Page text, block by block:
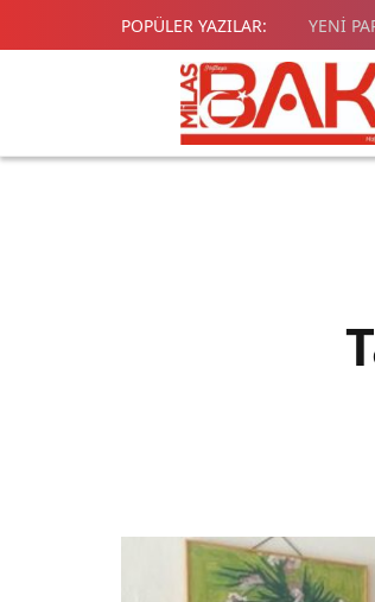
POPÜLER YAZILAR: YENİ